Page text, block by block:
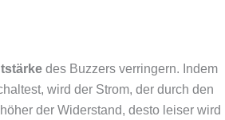
des Buzzers verringern. Indem
wird der Strom, der durch den
der Widerstand, desto leiser wird